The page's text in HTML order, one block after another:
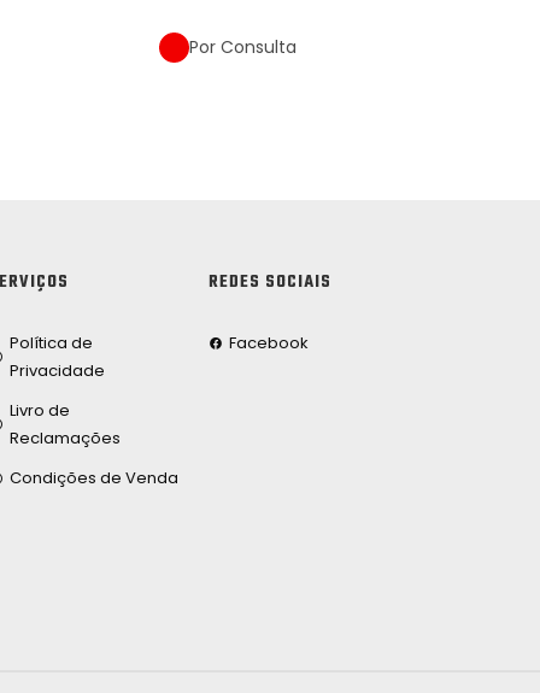
Por Consulta
Política de
Privacidade
Livro de
Reclamações
Condições de Venda
REDES SOCIAIS
Facebook